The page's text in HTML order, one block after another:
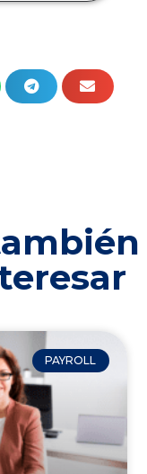
PAYROLL